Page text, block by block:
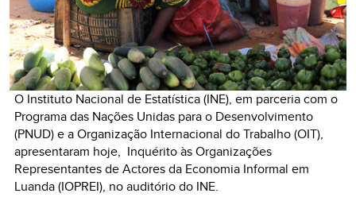
O Instituto Nacional de Estatística (INE), em parceria com o
Programa das Nações Unidas para o Desenvolvimento
(PNUD) e a Organização Internacional do Trabalho (OIT),
apresentaram hoje, Inquérito às Organizações
Representantes de Actores da Economia Informal em
Luanda (IOPREI), no auditório do INE.